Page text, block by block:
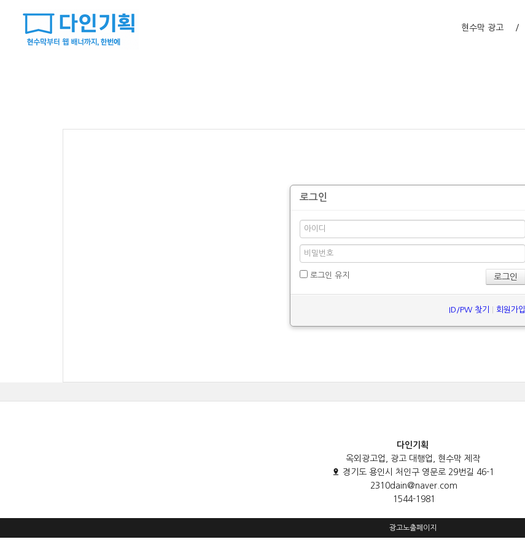
현수막 광고
로그인
로그인 유지
ID/PW 찾기 회원가입
다인기획
옥외광고업, 광고 대행업, 현수막 제작
경기도 용인시 처인구 영문로 29번길 46-1
2310dain@naver.com
1544-1981
광고노출페이지